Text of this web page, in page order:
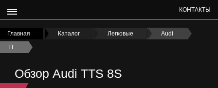
КОНТАКТЫ
Главная › Каталог Легковые › Audi
›
TT
›
Обзор Audi TTS 8S